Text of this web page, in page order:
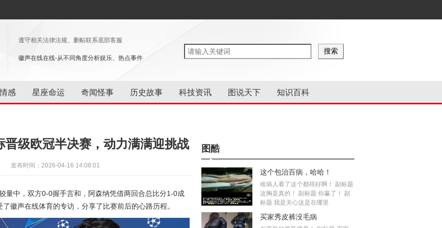
遵守相关法律法规、删帖联系底部客服
徽声在线在线-从不同角度分析娱乐、热点事件
感 星座命运 奇闻怪事 历史故事 科技资讯 图说天下 知识百科
级欧冠半决赛，动力满满迎挑战
发布时间：2026-04-16 14:08:01
量中，双方0-0握手言和，阿森纳凭借两回合总比分1-0成
徽声在线体育的专访，分享了比赛前后的心路历程。
图酷
这个包治百病，哈哈！
啥病人看了这个都得好啊！ 副标题
这胸是真的！ 副标题 你赢了！ 副
标题 我是关心这是在哪里
买家秀皮裤没毛病